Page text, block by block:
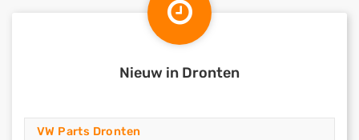
Nieuw in Dronten
VW Parts Dronten